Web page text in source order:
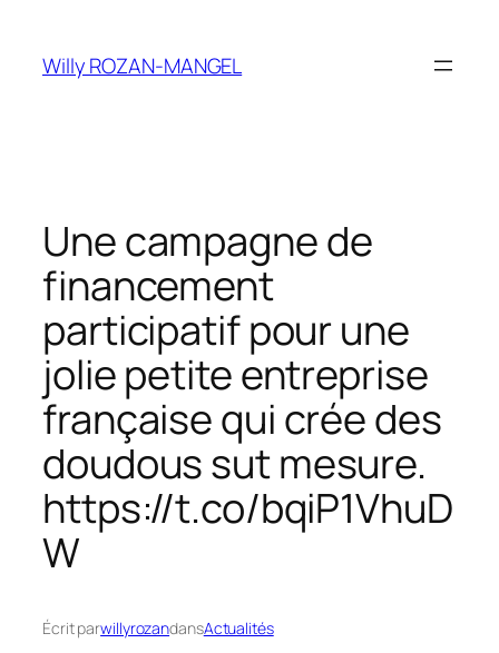
contenu
Willy ROZAN-MANGEL
Une campagne de
financement
participatif pour une
jolie petite entreprise
française qui crée des
doudous sut mesure.
https://t.co/bqiP1VhuD
W
Écrit parwillyrozandansActualités